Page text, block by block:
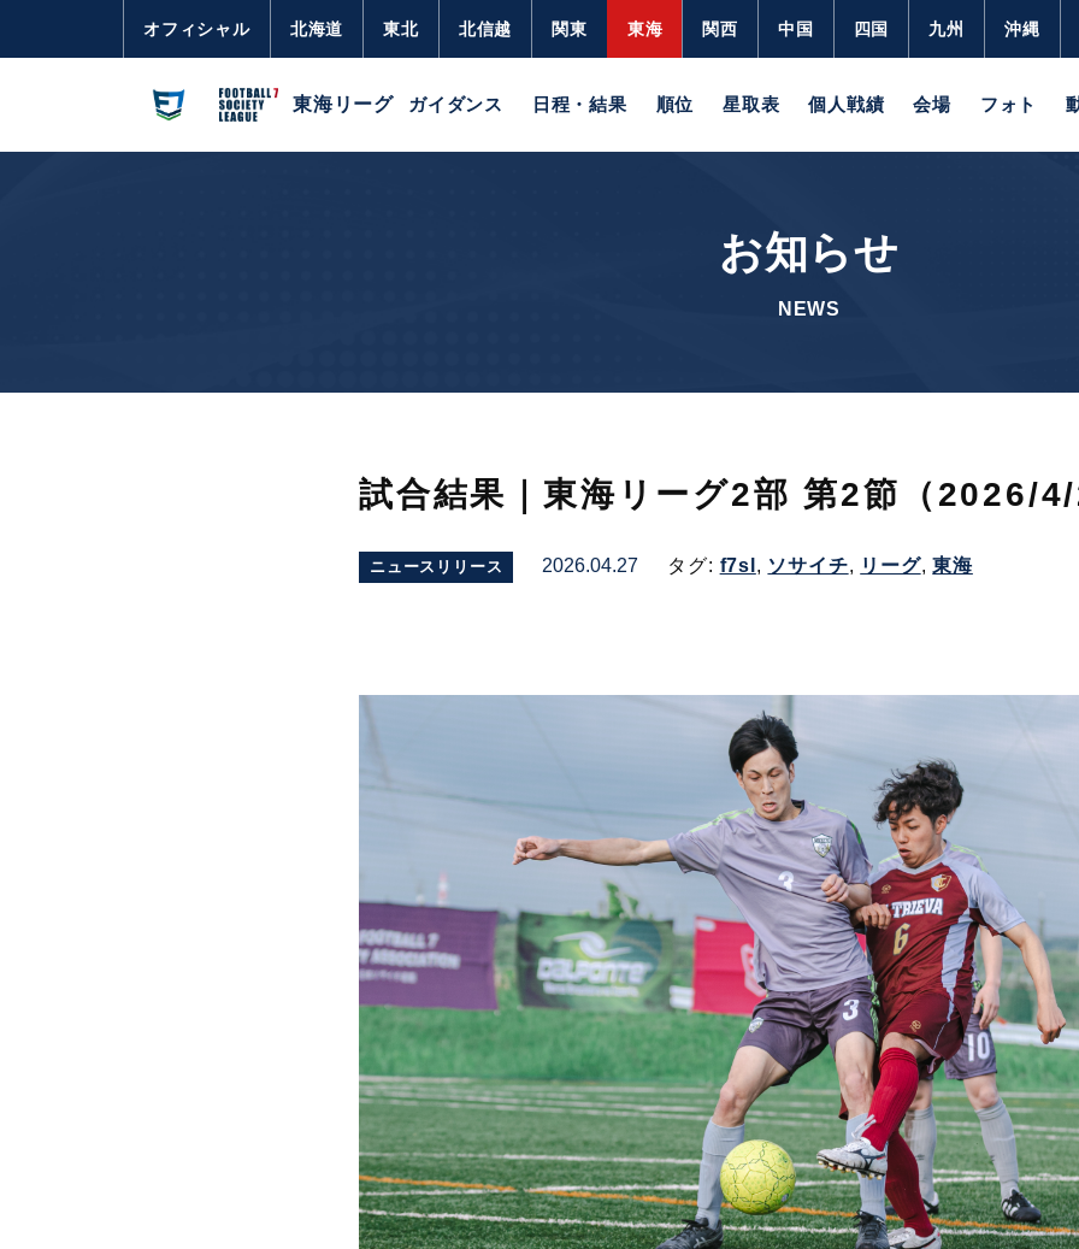
オフィシャル 北海道 東北 北信越 関東 東海 関西 中国 四国 九州 沖縄
東海リーグ ガイダンス 日程・結果 順位 星取表 個人戦績 会場 フォト
お知らせ
NEWS
試合結果｜東海リーグ2部 第2節（2026/4/
ニュースリリース 2026.04.27 タグ: f7sl , ソサイチ, リーグ,東海